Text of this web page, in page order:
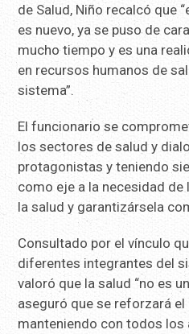
de Salud, Niño recalcó que
es nuevo, ya se puso de
mucho tiempo y es una
en recursos humanos de
sistema”.
El funcionario se
los sectores de salud y
protagonistas y teniendo
como eje a la necesidad de
la salud y garantizársela
Consultado por el vínculo
diferentes integrantes del
valoró que la salud “no es
aseguró que se reforzará
manteniendo con todos los